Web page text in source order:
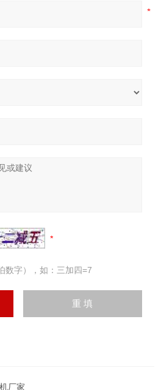
数字），如：三加四=7
厂家